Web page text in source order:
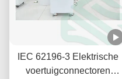
IEC 62196-3 Elektrische
voertuigconnectoren